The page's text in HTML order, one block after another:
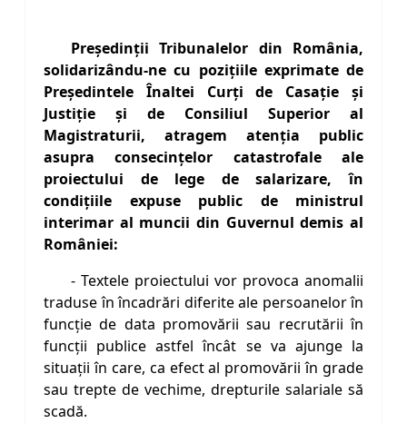
Președinții Tribunalelor din România,
solidarizându-ne cu pozițiile exprimate de
Președintele Înaltei Curți de Casație și
Justiție și de Consiliul Superior al
Magistraturii, atragem atenţia public
asupra consecinţelor catastrofale ale
proiectului de lege de salarizare, în
condiţiile expuse public de ministrul
interimar al muncii din Guvernul demis al
României:
- Textele proiectului vor provoca anomalii
traduse în încadrări diferite ale persoanelor în
funcţie de data promovării sau recrutării în
funcţii publice astfel încât se va ajunge la
situaţii în care, ca efect al promovării în grade
sau trepte de vechime, drepturile salariale să
scadă.